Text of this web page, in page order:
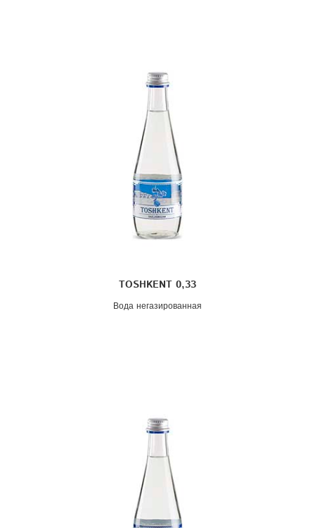
TOSHKENT 0,33
Вода негазированная